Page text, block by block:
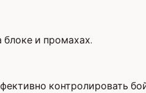
и промахах.
контролировать